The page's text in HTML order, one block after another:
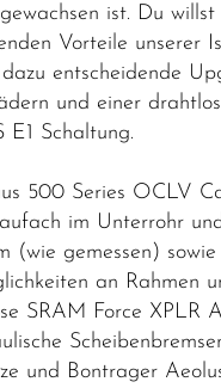
ist. Du willst
Vorteile unserer
dazu entscheidende
und einer
E1 Schaltung.
500 Series OCLV
im Unterrohr
(wie gemessen) sowie
an Rahmen
SRAM Force XPLR
und Bontrager